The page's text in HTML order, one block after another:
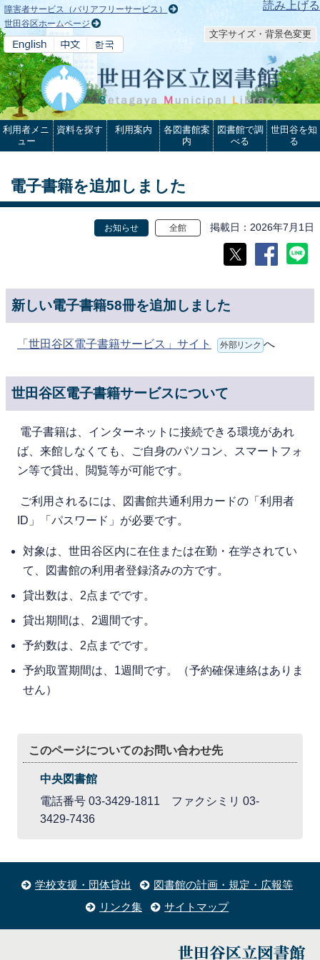
本文へ 読み上げる
障害者サービス（バリアフリーサービス）
世田谷区ホームページ
文字サイズ・背景色変更
利用者メニ
ュー
資料を探す 利用案内
各図書館案
内
図書館で調
べる
世田谷を知
る
電子書籍を追加しました
お知らせ 全館 掲載日 2026年7月1日
新しい電子書籍58冊を追加しました
「世田谷区電子書籍サービス」サイト 外部リンク へ
世田谷区電子書籍サービスについて
電⼦書籍は、インターネットに接続できる環境があれ
ば、来館しなくても、ご⾃⾝のパソコン、スマートフォ
ン等で貸出、閲覧等が可能です。
ご利⽤されるには、図書館共通利用カードの「利用者
ID」「パスワード」が必要です。
対象は、世⽥⾕区内に在住または在勤・在学されてい
て、図書館の利⽤者登録済みの⽅です。
貸出数は、2点までです。
貸出期間は、2週間です。
予約数は、2点までです。
予約取置期間は、1週間です。（予約確保連絡はありま
せん）
このページについてのお問い合わせ先
中央図書館
電話番号 03-3429-1811 ファクシミリ 03-
3429-7436
学校支援・団体貸出
図書館の計画・規定・広報等
リンク集
サイトマップ